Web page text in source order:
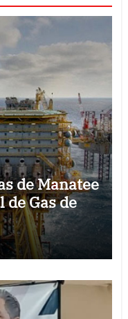
de Manatee
de Gas de